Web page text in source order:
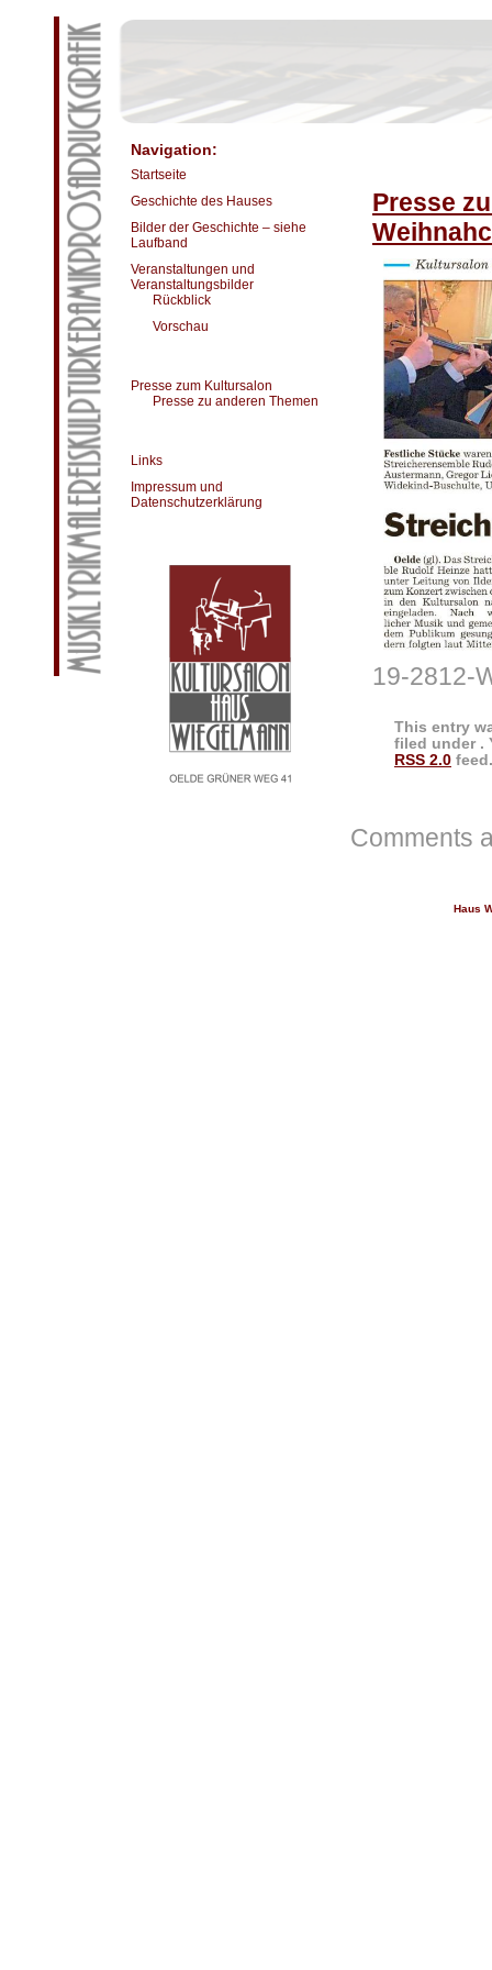
Presse
19-2812-
This entry
filed under .
RSS 2.0
Comments
Navigation:
Startseite
Geschichte des Hauses
Bilder der Geschichte – siehe
Laufband
Veranstaltungen und
Veranstaltungsbilder
Rückblick
Vorschau
Presse zum Kultursalon
Presse zu anderen Themen
Links
Impressum und
Datenschutzerklärung
Haus